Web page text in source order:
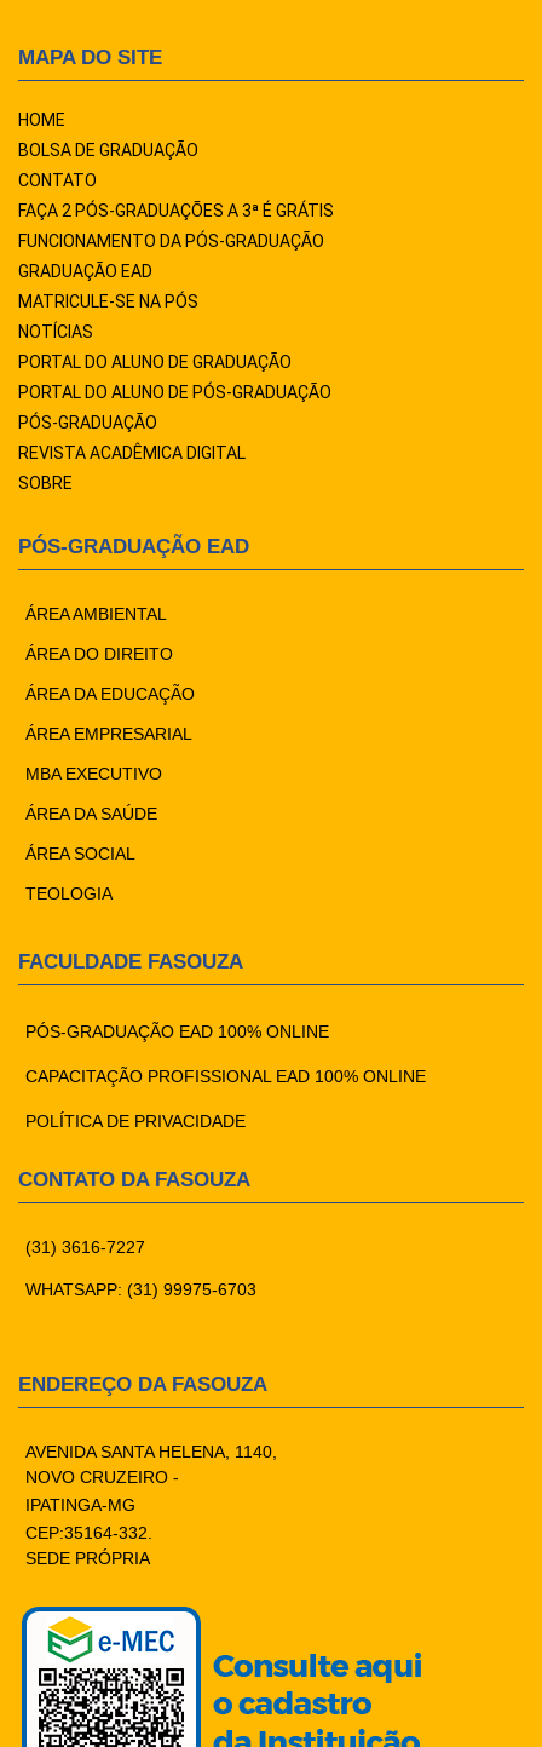
MAPA DO SITE
HOME
BOLSA DE GRADUAÇÃO
CONTATO
FAÇA 2 PÓS-GRADUAÇÕES A 3ª É GRÁTIS
FUNCIONAMENTO DA PÓS-GRADUAÇÃO
GRADUAÇÃO EAD
MATRICULE-SE NA PÓS
NOTÍCIAS
PORTAL DO ALUNO DE GRADUAÇÃO
PORTAL DO ALUNO DE PÓS-GRADUAÇÃO
PÓS-GRADUAÇÃO
REVISTA ACADÊMICA DIGITAL
SOBRE
PÓS-GRADUAÇÃO EAD
ÁREA AMBIENTAL
ÁREA DO DIREITO
ÁREA DA EDUCAÇÃO
ÁREA EMPRESARIAL
MBA EXECUTIVO
ÁREA DA SAÚDE
ÁREA SOCIAL
TEOLOGIA
FACULDADE FASOUZA
PÓS-GRADUAÇÃO EAD 100% ONLINE
CAPACITAÇÃO PROFISSIONAL EAD 100% ONLINE
POLÍTICA DE PRIVACIDADE
CONTATO DA FASOUZA
(31) 3616-7227
WHATSAPP: (31) 99975-6703
ENDEREÇO DA FASOUZA
AVENIDA SANTA HELENA, 1140,
NOVO CRUZEIRO -
IPATINGA-MG
CEP:35164-332.
SEDE PRÓPRIA